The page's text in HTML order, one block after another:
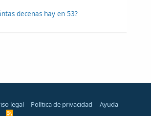
decenas hay en 53?
legal Política de privacidad
Ayuda
R